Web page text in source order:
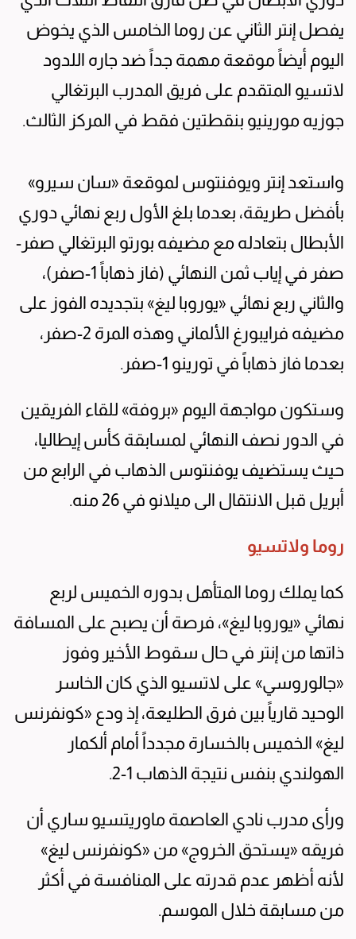
يفصل إنتر الثاني عن روما الخامس الذي يخوض
اليوم أيضاً موقعة مهمة جداً ضد جاره اللدود
لاتسيو المتقدم على فريق المدرب البرتغالي
جوزيه مورينيو بنقطتين فقط في المركز الثالث.
واستعد إنتر ويوفنتوس لموقعة «سان سيرو»
بأفضل طريقة، بعدما بلغ الأول ربع نهائي دوري
الأبطال بتعادله مع مضيفه بورتو البرتغالي صفر-
صفر في إياب ثمن النهائي (فاز ذهاباً 1-صفر)،
والثاني ربع نهائي «يوروبا ليغ» بتجديده الفوز على
مضيفه فرايبورغ الألماني وهذه المرة 2-صفر،
بعدما فاز ذهاباً في تورينو 1-صفر.
وستكون مواجهة اليوم «بروفة» للقاء الفريقين
في الدور نصف النهائي لمسابقة كأس إيطاليا،
حيث يستضيف يوفنتوس الذهاب في الرابع من
أبريل قبل الانتقال الى ميلانو في 26 منه.
روما ولاتسيو
كما يملك روما المتأهل بدوره الخميس لربع
نهائي «يوروبا ليغ»، فرصة أن يصبح على المسافة
ذاتها من إنتر في حال سقوط الأخير وفوز
«جالوروسي» على لاتسيو الذي كان الخاسر
الوحيد قارياً بين فرق الطليعة، إذ ودع «كونفرنس
ليغ» الخميس بالخسارة مجدداً أمام ألكمار
الهولندي بنفس نتيجة الذهاب 1-2.
ورأى مدرب نادي العاصمة ماوريتسيو ساري أن
فريقه «يستحق الخروج» من «كونفرنس ليغ»
لأنه أظهر عدم قدرته على المنافسة في أكثر
من مسابقة خلال الموسم.